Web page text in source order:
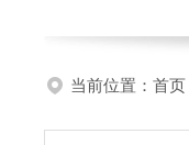
当前位置： 首页